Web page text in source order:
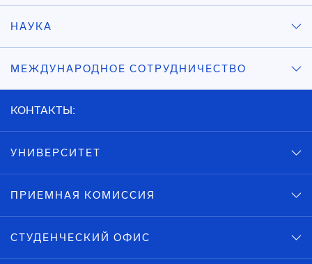
НАУКА
МЕЖДУНАРОДНОЕ СОТРУДНИЧЕСТВО
КОНТАКТЫ:
УНИВЕРСИТЕТ
ПРИЕМНАЯ КОМИССИЯ
СТУДЕНЧЕСКИЙ ОФИС